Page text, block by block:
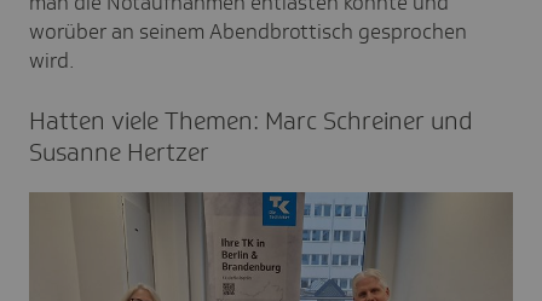
worüber an seinem Abendbrottisch gesprochen
wird.
Hatten viele Themen: Marc Schreiner und
Susanne Hertzer